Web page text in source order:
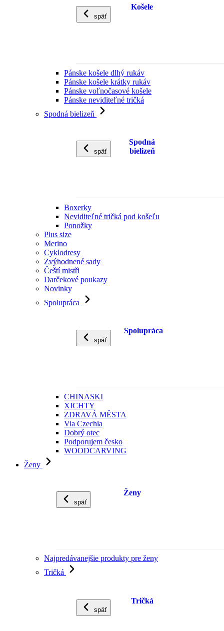
späť
Košele
Pánske košele dlhý rukáv
Pánske košele krátky rukáv
Pánske voľnočasové košele
Pánske neviditeľné tričká
Spodná bielizeň
späť
Spodná
bielizeň
Boxerky
Neviditeľné tričká pod košeľu
Ponožky
Plus size
Merino
Cyklodresy
Zvýhodnené sady
Čeští mistři
Darčekové poukazy
Novinky
Spolupráca
späť
Spolupráca
CHINASKI
XICHTY
ZDRAVÁ MĚSTA
Via Czechia
Dobrý otec
Podporujem česko
WOODCARVING
Ženy
späť
Ženy
Najpredávanejšie produkty pre ženy
Tričká
späť
Tričká